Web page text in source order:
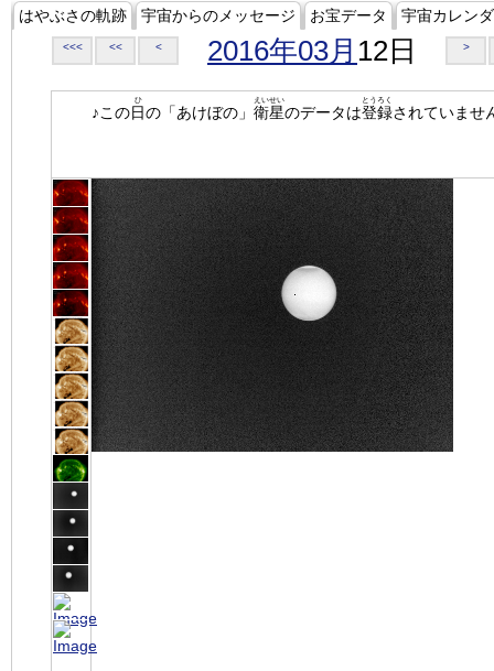
はやぶさの軌跡 宇宙からのメッセージ お宝データ 宇宙カレン
<<< << < 2016年03月 12日 >
♪この日
ひ
の「あけぼの」 衛星
えいせい
のデータは登録
とうろく
されていませ